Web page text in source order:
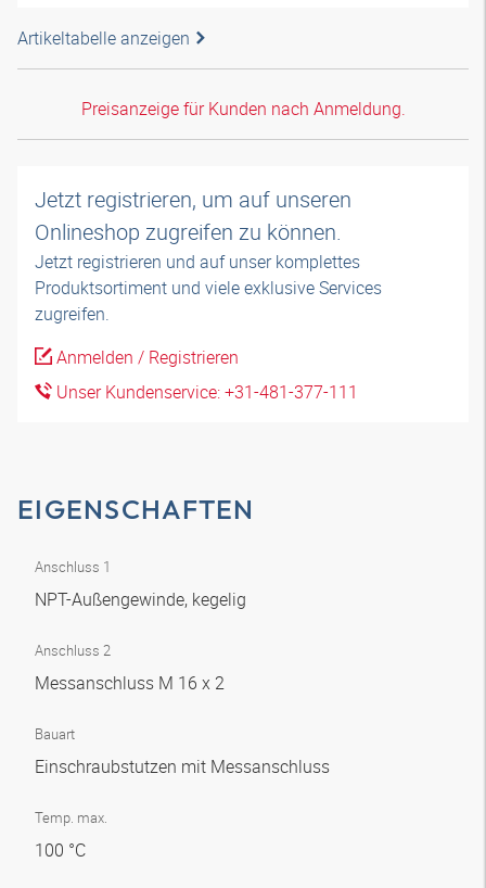
Artikeltabelle anzeigen
Preisanzeige für Kunden nach Anmeldung.
Jetzt registrieren, um auf unseren
Onlineshop zugreifen zu können.
Jetzt registrieren und auf unser komplettes
Produktsortiment und viele exklusive Services
zugreifen.
Anmelden / Registrieren
Unser Kundenservice: +31-481-377-111
EIGENSCHAFTEN
Anschluss 1
NPT-Außengewinde, kegelig
Anschluss 2
Messanschluss M 16 x 2
Bauart
Einschraubstutzen mit Messanschluss
Temp. max.
100 °C